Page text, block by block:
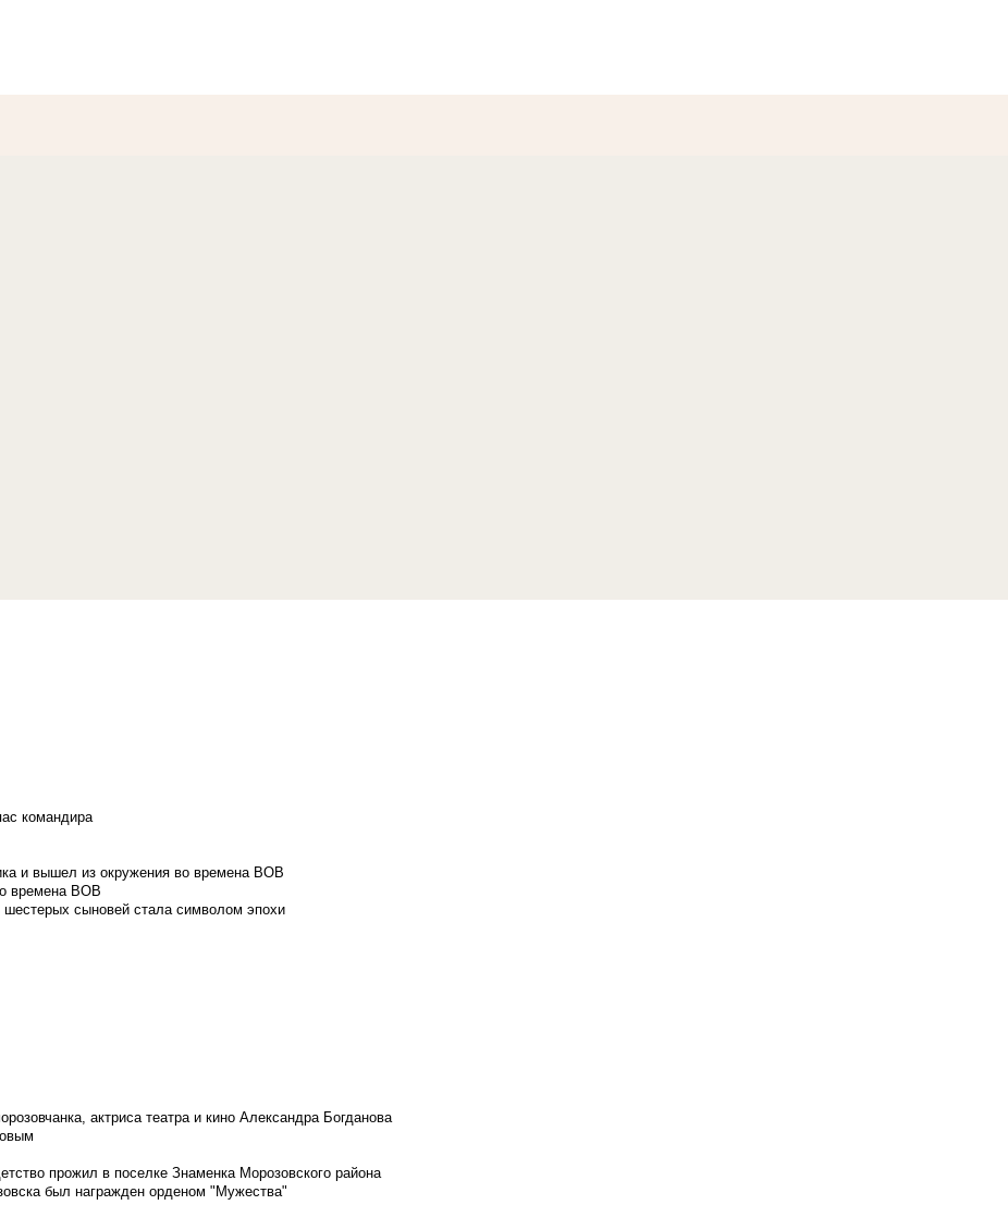
командира
и вышел из окружения во времена ВОВ
времена ВОВ
сыновей стала символом эпохи
актриса театра и кино Александра Богданова
прожил в поселке Знаменка Морозовского района
был награжден орденом "Мужества"